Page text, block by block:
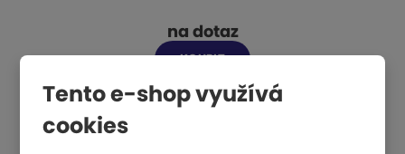
Tento e-shop využívá
cookies
na dotaz
KOUPIT